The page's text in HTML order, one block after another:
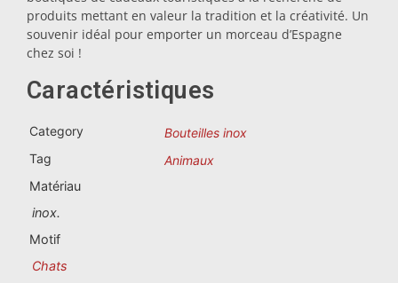
Souvenirs du Portugal
Souvenirs personnalisés
Alicante
Ávila
produits mettant en valeur la tradition et la créativité. Un
souvenir idéal pour emporter un morceau d’Espagne
chez soi !
Caractéristiques
Category
Bouteilles inox
Tag
Animaux
Matériau
inox.
Motif
Chats